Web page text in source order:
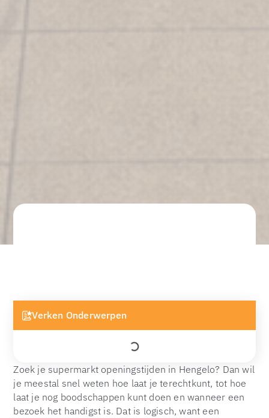
Verken Onderwerpen
Zoek je supermarkt openingstijden in Hengelo? Dan wil
je meestal snel weten hoe laat je terechtkunt, tot hoe
laat je nog boodschappen kunt doen en wanneer een
bezoek het handigst is. Dat is logisch, want een